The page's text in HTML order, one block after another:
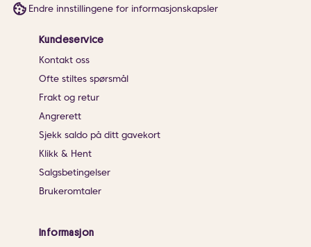
Endre innstillingene for informasjonskapsler
Kundeservice
Kontakt oss
Ofte stiltes spørsmål
Frakt og retur
Angrerett
Sjekk saldo på ditt gavekort
Klikk & Hent
Salgsbetingelser
Brukeromtaler
Informasjon